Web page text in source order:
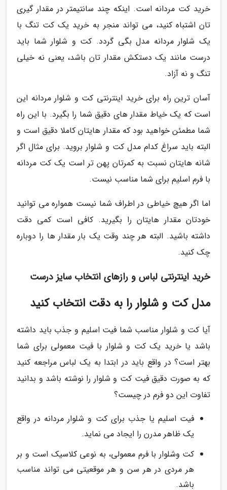
خرید کت مردانه است. اینکه چند سانتیمتر در مقدار گیری
تان اشتباه کنید، می تواند منجر به خرید یک کت تنگ با
یک شلوار مردانه مدل بگی گردد. کت و شلوار شما باید
درست مانند یک دستکش مقدار تان باشد، یعنی نه خیلی
تنگ و نه آزاد.
آسان ترین راه برای خرید اینترنتی کت و شلوار مردانه این
است که یک خیاط مقدار های دقیق شما را بگیرد. با این راه
شما مطمئن خواهید بود که مقدار هایتان کاملا دقیق است و
البته باید سراغ کدام مدل کت و شلوار بروید. برای مثال اگر
شانه هایتان نسبت به کمرتان پهن تر است یک کت مردانه
با فرم اسلیم برای شما مناسب نیست.
اما اگر هیچ خیاطی در اطراف شما نیست همواره می توانید
خودتان مقدار هایتان را بگیرید. کافی است کمی دقت
داشته باشید. البته هر چند وقت یک بار مقدار ها را دوباره
چک کنید.
خرید اینترنتی لباس و رازهای انتخاب سایز درست
مدل کت و شلوار را به دقت انتخاب کنید
آیا کت و شلوار مناسب شما فیت اسلیم و جذب باید داشته
باشد یا خرید یک کت و شلوار با فیت معمولی برای شما
بهتر است؟ در واقع باید در ابتدا به یک لباس مراجعه کنید
که به صورت دقیق فیت کت و شلوار را نوشته باشد و بدانید
تفاوت این دو فرم در چیست؟
فیت اسلیم یا جذب برای کت و شلوار مردانه در واقع
یک ظاهر مدرن را ایجاد می نماید.
کت وشلوار با فرم معمولی، به نوعی کلاسیک است و بر
هر مردی در هر سن و هر موقعیتی می تواند مناسب
باشد.